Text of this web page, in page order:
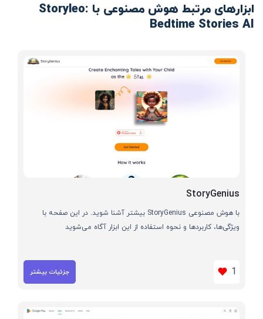
ابزارهای مرتبط هوش مصنوعی با Storyleo:
Bedtime Stories AI
StoryGenius
با هوش مصنوعی StoryGenius بیشتر آشنا شوید. در این صفحه با
ویژگی‌ها، کاربردها و نحوه استفاده از این ابزار آگاه می‌شوید
1 جزئیات بیشتر